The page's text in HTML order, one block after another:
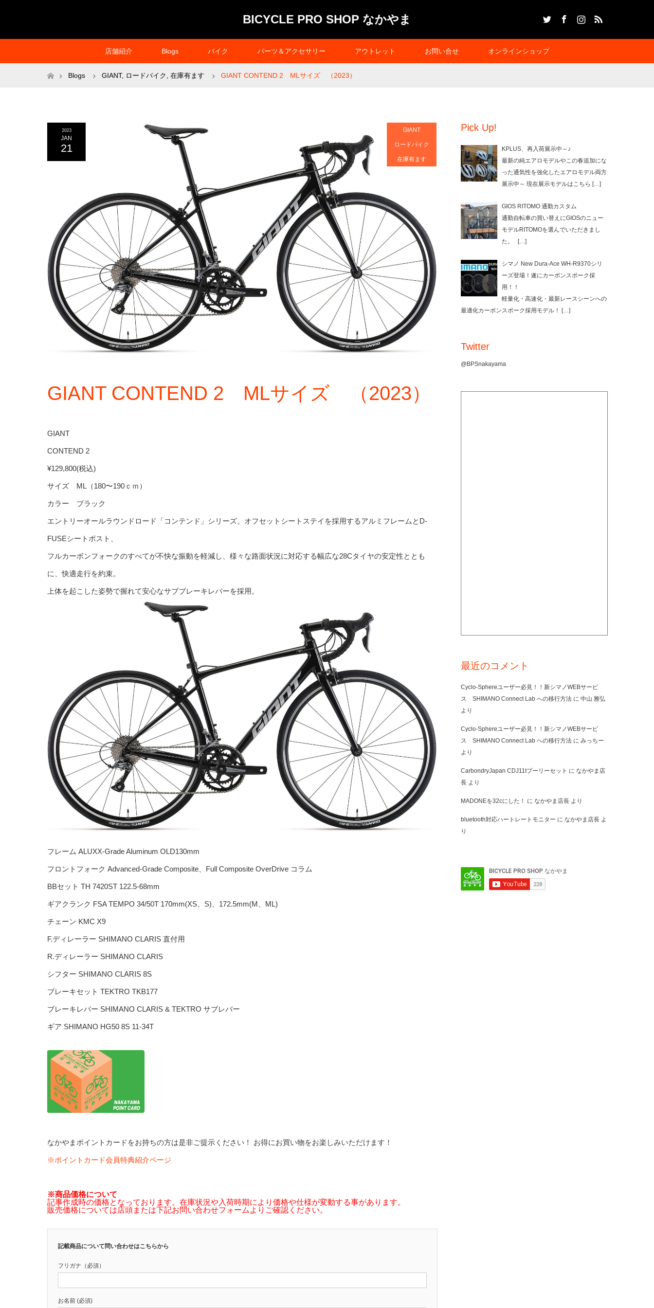
BICYCLE PRO SHOP なかやま
店舗紹介 Blogs バイク パーツ＆アクセサリー アウトレット お問い合せ オンラインショップ
ホームBlogs GIANT, ロードバイク 在庫有ます GIANT CONTEND 2 MLサイズ （2023）
2023
JAN
21
GIANT
ロードバイク
在庫有ます
GIANT CONTEND 2 MLサイズ （2023）
GIANT
CONTEND 2
¥129,800(税込)
サイズ ML（180〜190ｃｍ）
カラー ブラック
エントリーオールラウンドロード「コンテンド」シリーズ。オフセットシートステイを採用するアルミフレームとD-
FUSEシートポスト、
フルカーボンフォークのすべてが不快な振動を軽減し、様々な路面状況に対応する幅広な28Cタイヤの安定性ととも
に、快適走行を約束。
上体を起こした姿勢で握れて安心なサブブレーキレバーを採用。
フレーム ALUXX-Grade Aluminum OLD130mm
フロントフォーク Advanced-Grade Composite、Full Composite OverDrive コラム
BBセット TH 7420ST 122.5-68mm
ギアクランク FSA TEMPO 34/50T 170mm(XS、S)、172.5mm(M、ML)
チェーン KMC X9
F.ディレーラー SHIMANO CLARIS 直付用
R.ディレーラー SHIMANO CLARIS
シフター SHIMANO CLARIS 8S
ブレーキセット TEKTRO TKB177
ブレーキレバー SHIMANO CLARIS & TEKTRO サブレバー
ギア SHIMANO HG50 8S 11-34T
なかやまポイントカードをお持ちの方は是非ご提示ください！ お得にお買い物をお楽しみいただけます！
※ポイントカード会員特典紹介ページ
※商品価格について
記事作成時の価格となっております。在庫状況や入荷時期により価格や仕様が変動する事があります。
販売価格については店頭または下記お問い合わせフォームよりご確認ください。
記載商品について問い合わせはこちらから
フリガナ（必須）
お名前 (必須)
Pick Up!
KPLUS、再入荷展示中～♪
最新の純エアロモデルやこの春追加にな
った通気性を強化したエアロモデル両方
展示中～ 現在展示モデルはこちら […]
GIOS RITOMO 通勤カスタム
通勤自転車の買い替えにGIOSのニュー
モデルRITOMOを選んでいただきまし
た。
[…]
シマノ New Dura-Ace WH-R9370シリ
ーズ登場！遂にカーボンスポーク採
用！！
軽量化・高速化・最新レースシーンへの
最適化カーボンスポーク採用モデル！
[…]
Twitter
@BPSnakayama
最近のコメント
Cyclo-Sphereユーザー必見！！新シマノWEBサービ
ス SHIMANO Connect Lab への移行方法 に 中山 雅弘
より
Cyclo-Sphereユーザー必見！！新シマノWEBサービ
ス SHIMANO Connect Lab への移行方法 に みっちー
より
CarbondryJapan CDJ11tプーリーセット に なかやま店
長 より
MADONEを32cにした！ に なかやま店長 より
bluetooth対応ハートレートモニター に なかやま店長 よ
り